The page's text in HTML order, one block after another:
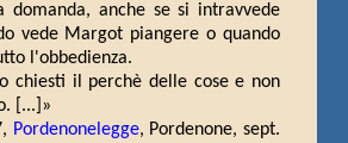
anche se si intravvede
vede Margot piangere o quando
l'obbedienza.
chiesti il perchè delle cose e non
[...]»
Pordenonelegge, Pordenone, sept.